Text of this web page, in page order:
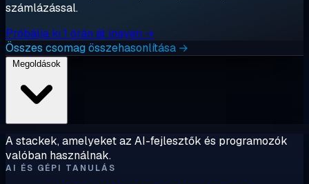
számlázással.
Próbálja ki 1 órán át ingyen →
Összes csomag összehasonlítása →
A stackek, amelyeket az AI-fejlesztők és programozók
valóban használnak.
AI ÉS GÉPI TANULÁS